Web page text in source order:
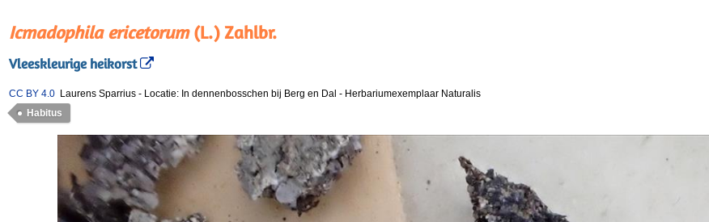
Icmadophila ericetorum(L.) Zahlbr.
Vleeskleurige heikorst
CC BY 4.0 Laurens Sparrius - Locatie: In dennenbosschen bij Berg en Dal - Herbariumexemplaar Naturalis
Habitus